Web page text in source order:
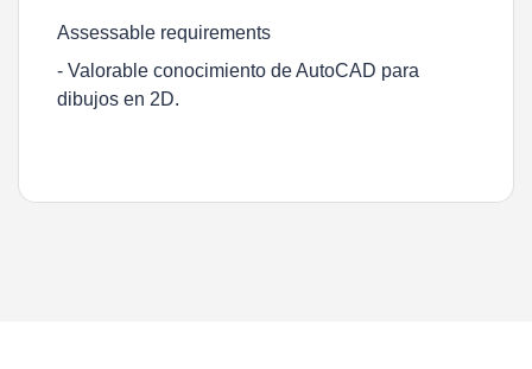
Assessable requirements
- Valorable conocimiento de AutoCAD para
dibujos en 2D.